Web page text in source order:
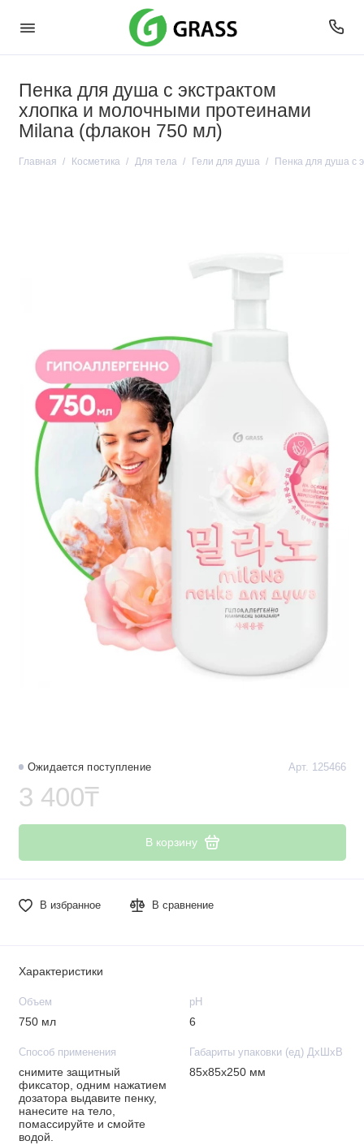
Пенка для душа с экстрактом
хлопка и молочными протеинами
Milana (флакон 750 мл)
Главная Косметика Для тела Гели для душа Пенка для душа с
Ожидается поступление Арт. 125466
3 400₸
В корзину
В избранное В сравнение
Характеристики
Объем
750 мл
рН
6
Способ применения
снимите защитный
фиксатор, одним нажатием
дозатора выдавите пенку,
нанесите на тело,
помассируйте и смойте
водой.
Габариты упаковки (ед) ДхШхВ
85x85x250 мм